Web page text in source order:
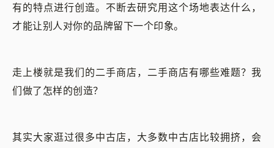
有的特点进行创造。不断去研究用这个场地表达什么，
才能让别人对你的品牌留下一个印象。
走上楼就是我们的二手商店，二手商店有哪些难题？我
们做了怎样的创造？
其实大家逛过很多中古店，大多数中古店比较拥挤，会